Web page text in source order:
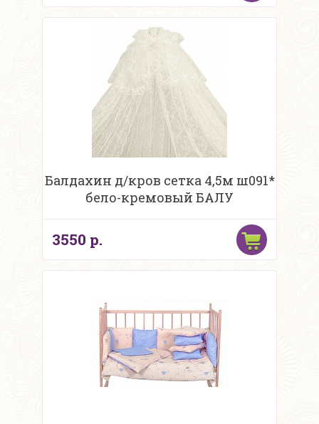
Балдахин д/кров сетка 4,5м ш091*
бело-кремовый БАЛУ
3550 р.